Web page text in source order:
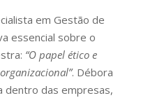
em Gestão de
essencial sobre o
“O papel ético e
. Débora
dentro das empresas,